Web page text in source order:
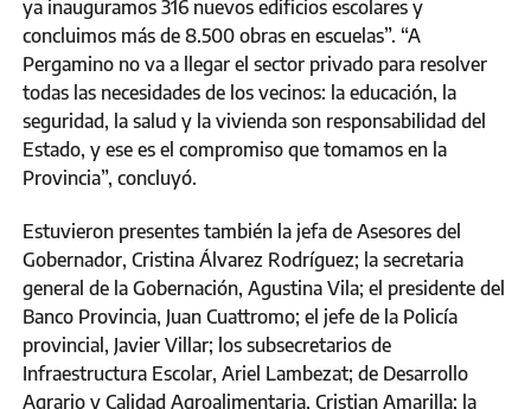
ya inauguramos 316 nuevos edificios escolares y
concluimos más de 8.500 obras en escuelas”. “A
Pergamino no va a llegar el sector privado para resolver
todas las necesidades de los vecinos: la educación, la
seguridad, la salud y la vivienda son responsabilidad del
Estado, y ese es el compromiso que tomamos en la
Provincia”, concluyó.
Estuvieron presentes también la jefa de Asesores del
Gobernador, Cristina Álvarez Rodríguez; la secretaria
general de la Gobernación, Agustina Vila; el presidente del
Banco Provincia, Juan Cuattromo; el jefe de la Policía
provincial, Javier Villar; los subsecretarios de
Infraestructura Escolar, Ariel Lambezat; de Desarrollo
Agrario y Calidad Agroalimentaria, Cristian Amarilla; la